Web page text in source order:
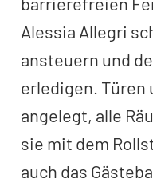
Alessia Allegri
ansteuern und
erledigen. Türen
angelegt, alle
sie mit dem
auch das